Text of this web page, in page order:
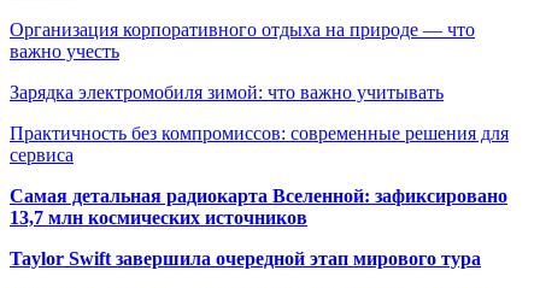
Организация корпоративного отдыха на природе — что
важно учесть
Зарядка электромобиля зимой: что важно учитывать
Практичность без компромиссов: современные решения для
сервиса
Самая детальная радиокарта Вселенной: зафиксировано
13,7 млн космических источников
Taylor Swift завершила очередной этап мирового тура